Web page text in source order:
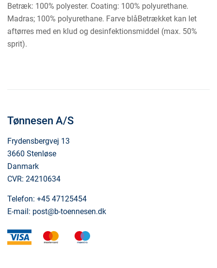
Betræk: 100% polyester. Coating: 100% polyurethane.
Madras; 100% polyurethane. Farve blåBetrækket kan let
aftørres med en klud og desinfektionsmiddel (max. 50%
sprit).
Tønnesen A/S
Frydensbergvej 13
3660 Stenløse
Danmark
CVR: 24210634
Telefon: +45 47125454
E-mail: post@b-toennesen.dk
visa mastercard